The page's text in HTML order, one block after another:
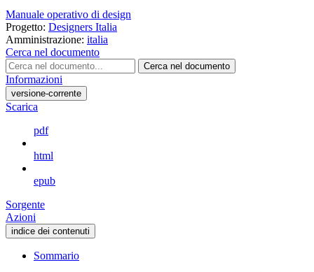
Manuale operativo di design
Progetto: Designers Italia
Amministrazione: italia
Cerca nel documento
Cerca nel documento
Informazioni
versione-corrente
Scarica
pdf
html
epub
Sorgente
Azioni
indice dei contenuti
Sommario